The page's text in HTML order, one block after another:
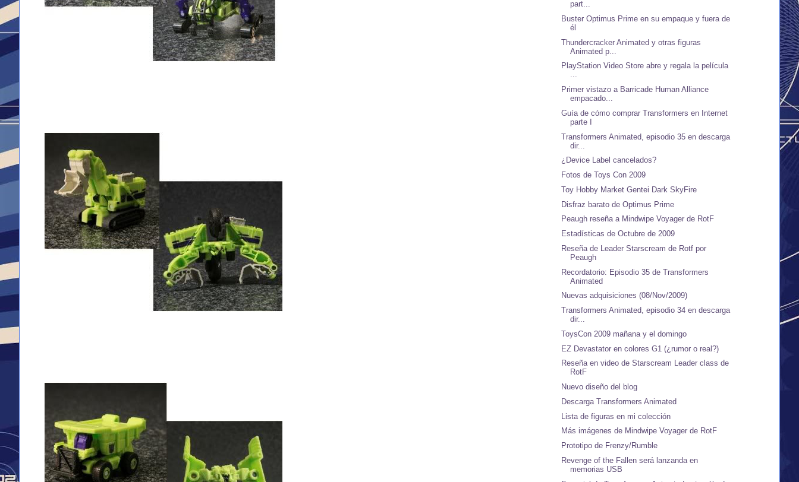
part...
Buster Optimus Prime en su empaque y fuera de
él
Thundercracker Animated y otras figuras
Animated p...
PlayStation Video Store abre y regala la película
...
Primer vistazo a Barricade Human Alliance
empacado...
Guía de cómo comprar Transformers en Internet
parte I
Transformers Animated, episodio 35 en descarga
dir...
¿Device Label cancelados?
Fotos de Toys Con 2009
Toy Hobby Market Gentei Dark SkyFire
Disfraz barato de Optimus Prime
Peaugh reseña a Mindwipe Voyager de RotF
Estadísticas de Octubre de 2009
Reseña de Leader Starscream de Rotf por
Peaugh
Recordatorio: Episodio 35 de Transformers
Animated
Nuevas adquisiciones (08/Nov/2009)
Transformers Animated, episodio 34 en descarga
dir...
ToysCon 2009 mañana y el domingo
EZ Devastator en colores G1 (¿rumor o real?)
Reseña en video de Starscream Leader class de
RotF
Nuevo diseño del blog
Descarga Transformers Animated
Lista de figuras en mi colección
Más imágenes de Mindwipe Voyager de RotF
Prototipo de Frenzy/Rumble
Revenge of the Fallen será lanzanda en
memorias USB